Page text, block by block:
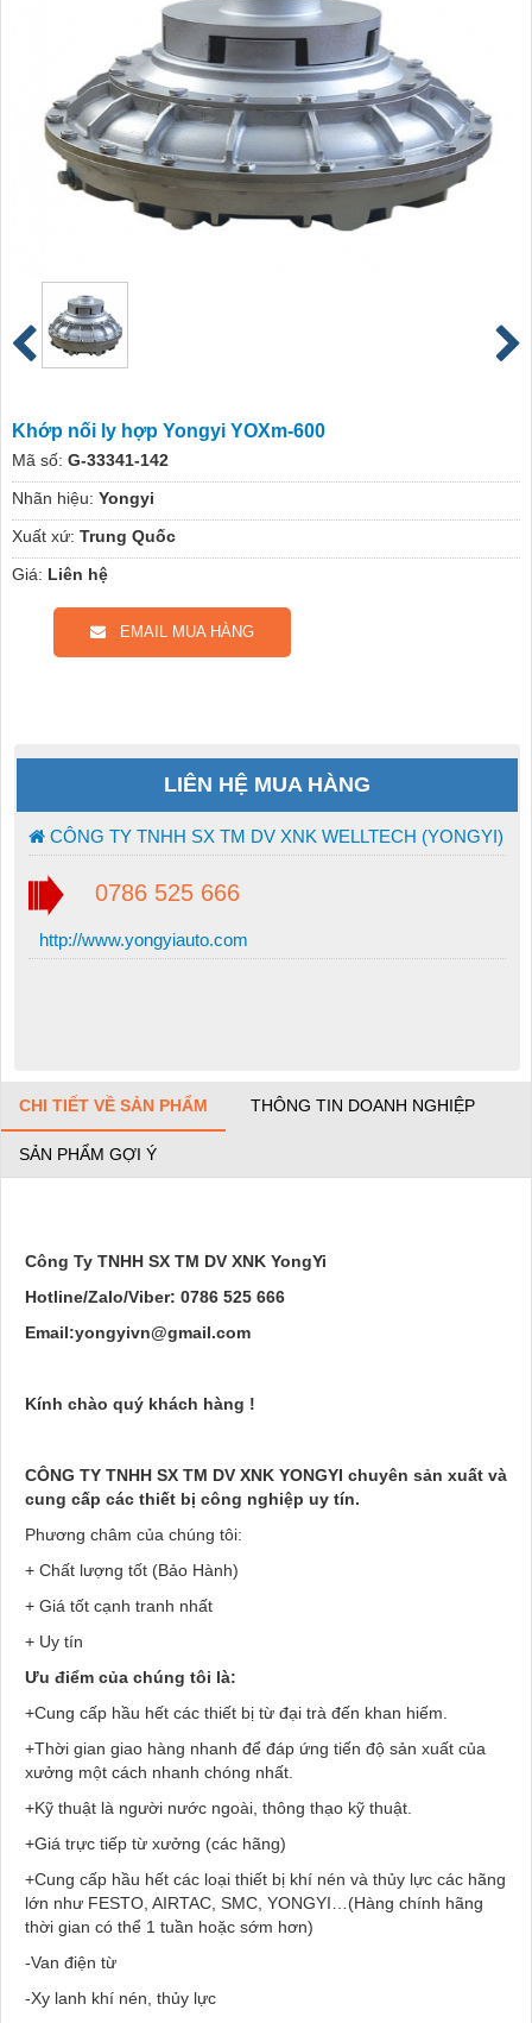
Khớp nối ly hợp Yongyi YOXm-600
Mã số: G-33341-142
Nhãn hiệu: Yongyi
Xuất xứ: Trung Quốc
Giá: Liên hệ
EMAIL MUA HÀNG
LIÊN HỆ MUA HÀNG
CÔNG TY TNHH SX TM DV XNK WELLTECH (YONGYI)
0786 525 666
http://www.yongyiauto.com
CHI TIẾT VỀ SẢN PHẨM THÔNG TIN DOANH NGHIỆP
SẢN PHẨM GỢI Ý
Công Ty TNHH SX TM DV XNK YongYi
Hotline/Zalo/Viber: 0786 525 666
Email:yongyivn@gmail.com
Kính chào quý khách hàng !
CÔNG TY TNHH SX TM DV XNK YONGYI chuyên sản xuất và
cung cấp các thiết bị công nghiệp uy tín.
Phương châm của chúng tôi:
+ Chất lượng tốt (Bảo Hành)
+ Giá tốt cạnh tranh nhất
+ Uy tín
Ưu điểm của chúng tôi là:
+Cung cấp hầu hết các thiết bị từ đại trà đến khan hiếm.
+Thời gian giao hàng nhanh để đáp ứng tiến độ sản xuất của
xưởng một cách nhanh chóng nhất.
+Kỹ thuật là người nước ngoài, thông thạo kỹ thuật.
+Giá trực tiếp từ xưởng (các hãng)
+Cung cấp hầu hết các loại thiết bị khí nén và thủy lực các hãng
lớn như FESTO, AIRTAC, SMC, YONGYI…(Hàng chính hãng
thời gian có thể 1 tuần hoặc sớm hơn)
-Van điện từ
-Xy lanh khí nén, thủy lực